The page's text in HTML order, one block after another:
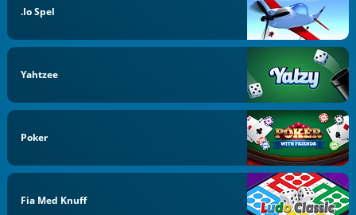
.io Spel
Yahtzee
Poker
Fia Med Knuff